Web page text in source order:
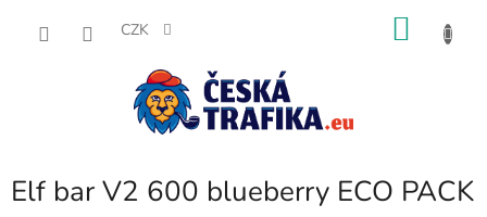
CZK
Elf bar V2 600 blueberry ECO PACK